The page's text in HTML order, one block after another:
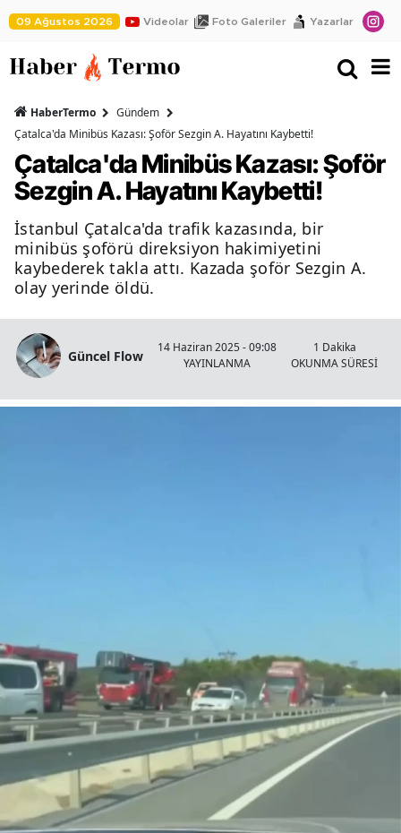
09 Ağustos 2026 Videolar Foto Galeriler Yazarlar
HaberTermo
Gündem
Çatalca'da Minibüs Kazası: Şoför Sezgin A. Hayatını Kaybetti!
Çatalca'da Minibüs Kazası: Şoför
Sezgin A. Hayatını Kaybetti!
İstanbul Çatalca'da trafik kazasında, bir
minibüs şoförü direksiyon hakimiyetini
kaybederek takla attı. Kazada şoför Sezgin A.
olay yerinde öldü.
Güncel Flow
14 Haziran 2025 - 09:08
YAYINLANMA
1 Dakika
OKUNMA SÜRESİ